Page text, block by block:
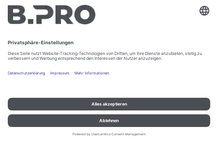
Impressum und Datenschutz
© B.PRO Catering Solutions 2022